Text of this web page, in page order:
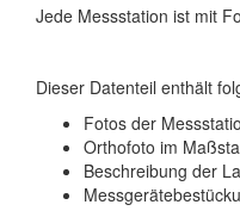
Jede Messstation ist mit
Dieser Datenteil enthält
Fotos der
Orthofoto im
Beschreibung der